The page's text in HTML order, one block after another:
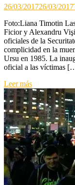
26/03/201726/03/2017
Foto:Liana Timotin
Ficior y Alexandru
oficiales de la
complicidad en la
Ursu en 1985. La
oficial a las víctimas
Leer más